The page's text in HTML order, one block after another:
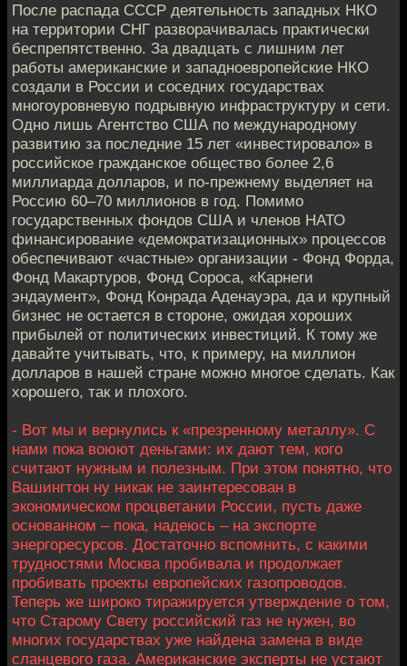
После распада СССР деятельность западных НКО
на территории СНГ разворачивалась практически
беспрепятственно. За двадцать с лишним лет
работы американские и западноевропейские НКО
создали в России и соседних государствах
многоуровневую подрывную инфраструктуру и сети.
Одно лишь Агентство США по международному
развитию за последние 15 лет «инвестировало» в
российское гражданское общество более 2,6
миллиарда долларов, и по-прежнему выделяет на
Россию 60–70 миллионов в год. Помимо
государственных фондов США и членов НАТО
финансирование «демократизационных» процессов
обеспечивают «частные» организации - Фонд Форда,
Фонд Макартуров, Фонд Сороса, «Карнеги
эндаумент», Фонд Конрада Аденауэра, да и крупный
бизнес не остается в стороне, ожидая хороших
прибылей от политических инвестиций. К тому же
давайте учитывать, что, к примеру, на миллион
долларов в нашей стране можно многое сделать. Как
хорошего, так и плохого.
- Вот мы и вернулись к «презренному металлу». С
нами пока воюют деньгами: их дают тем, кого
считают нужным и полезным. При этом понятно, что
Вашингтон ну никак не заинтересован в
экономическом процветании России, пусть даже
основанном – пока, надеюсь – на экспорте
энергоресурсов. Достаточно вспомнить, с какими
трудностями Москва пробивала и продолжает
пробивать проекты европейских газопроводов.
Теперь же широко тиражируется утверждение о том,
что Старому Свету российский газ не нужен, во
многих государствах уже найдена замена в виде
сланцевого газа. Американские эксперты не устают